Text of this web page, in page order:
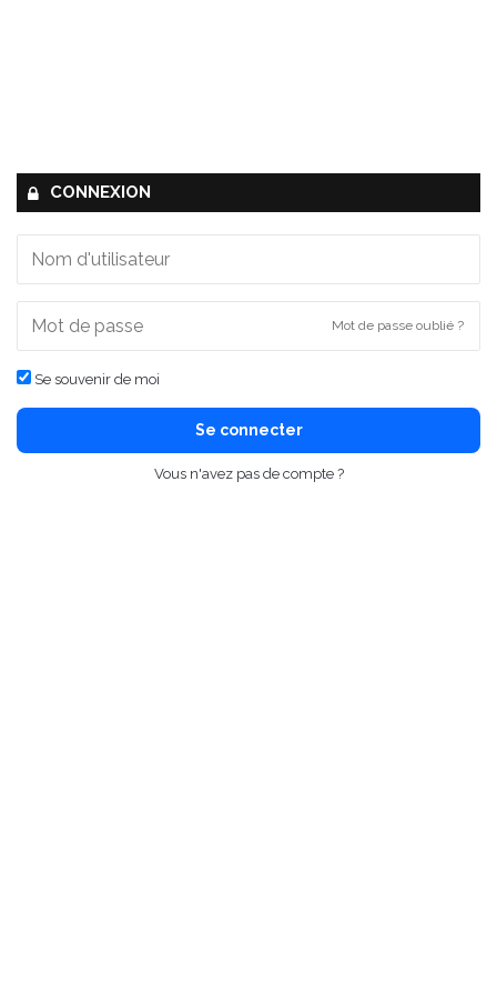
CONNEXION
Mot de passe oublié ?
Se souvenir de moi
Se connecter
Vous n'avez pas de compte ?